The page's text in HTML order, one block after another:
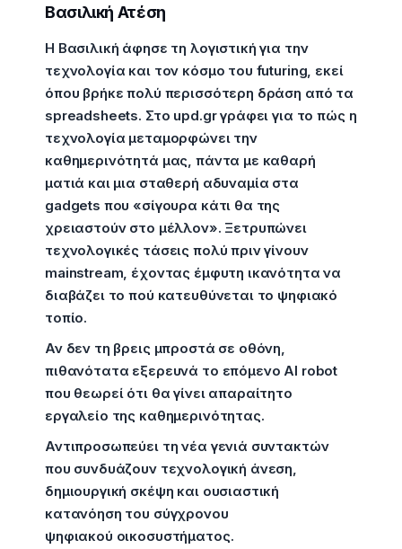
Βασιλική Ατέση
Η Βασιλική άφησε τη λογιστική για την
τεχνολογία και τον κόσμο του futuring, εκεί
όπου βρήκε πολύ περισσότερη δράση από τα
spreadsheets. Στο upd.gr γράφει για το πώς η
τεχνολογία μεταμορφώνει την
καθημερινότητά μας, πάντα με καθαρή
ματιά και μια σταθερή αδυναμία στα
gadgets που «σίγουρα κάτι θα της
χρειαστούν στο μέλλον». Ξετρυπώνει
τεχνολογικές τάσεις πολύ πριν γίνουν
mainstream, έχοντας έμφυτη ικανότητα να
διαβάζει το πού κατευθύνεται το ψηφιακό
τοπίο.
Αν δεν τη βρεις μπροστά σε οθόνη,
πιθανότατα εξερευνά το επόμενο AI robot
που θεωρεί ότι θα γίνει απαραίτητο
εργαλείο της καθημερινότητας.
Αντιπροσωπεύει τη νέα γενιά συντακτών
που συνδυάζουν τεχνολογική άνεση,
δημιουργική σκέψη και ουσιαστική
κατανόηση του σύγχρονου
ψηφιακού οικοσυστήματος.